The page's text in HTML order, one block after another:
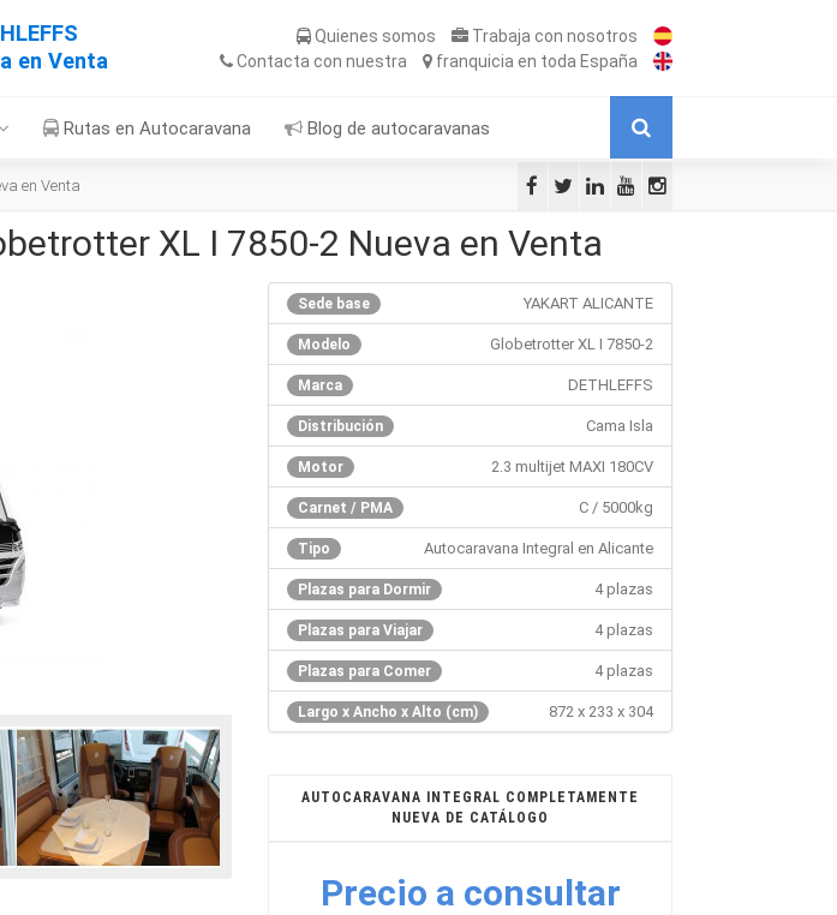
en Venta
Quienes somos Trabaja con nosotros
Contacta con nuestra franquicia en toda España
Rutas en Autocaravana Blog de autocaravanas
en Venta
XL I 7850-2 Nueva en Venta
Sede base YAKART ALICANTE
Modelo Globetrotter XL I 7850-2
Marca DETHLEFFS
Distribución Cama Isla
Motor 2.3 multijet MAXI 180CV
Carnet / PMA C / 5000kg
Tipo Autocaravana Integral en Alicante
Plazas para Dormir 4 plazas
Plazas para Viajar 4 plazas
Plazas para Comer 4 plazas
Largo x Ancho x Alto (cm) 872 x 233 x 304
AUTOCARAVANA INTEGRAL COMPLETAMENTE
NUEVA DE CATÁLOGO
Precio a consultar